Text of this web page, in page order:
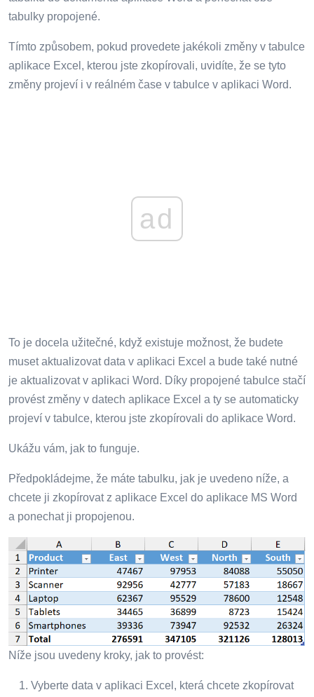
tabulky propojené.
Tímto způsobem, pokud provedete jakékoli změny v tabulce
aplikace Excel, kterou jste zkopírovali, uvidíte, že se tyto
změny projeví i v reálném čase v tabulce v aplikaci Word.
ad
To je docela užitečné, když existuje možnost, že budete
muset aktualizovat data v aplikaci Excel a bude také nutné
je aktualizovat v aplikaci Word. Díky propojené tabulce stačí
provést změny v datech aplikace Excel a ty se automaticky
projeví v tabulce, kterou jste zkopírovali do aplikace Word.
Ukážu vám, jak to funguje.
Předpokládejme, že máte tabulku, jak je uvedeno níže, a
chcete ji zkopírovat z aplikace Excel do aplikace MS Word
a ponechat ji propojenou.
Níže jsou uvedeny kroky, jak to provést:
Vyberte data v aplikaci Excel, která chcete zkopírovat